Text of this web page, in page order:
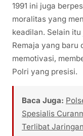
1991 ini juga
moralitas yang
keadilan. Selain
Remaja yang baru
memotivasi,
Polri yang presisi.
Baca Juga:
Spesialis
Terlibat